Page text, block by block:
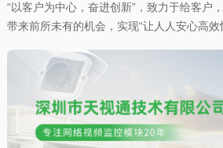
“以客户为中心，奋进创新”，致力于给客户
带来前所未有的机会，实现“让人人安心高效